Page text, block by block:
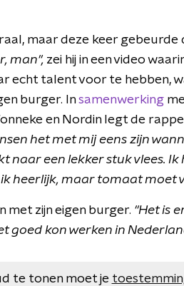
maar deze keer
man", zei hij in een video
echt talent voor te hebben,
burger. Insamenwerking
en Nordin legt de
het met mij eens zijn
naar een lekker stuk vlees.
heerlijk, maar tomaat moet
met zijn eigen burger. "Het is
goed kon werken in
te tonen moet je